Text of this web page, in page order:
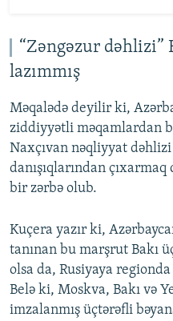
“Zəngəzur dəhlizi”
lazımmış
Məqalədə deyilir ki,
ziddiyyətli məqamlardan
Naxçıvan nəqliyyat
danışıqlarından
bir zərbə olub.
Kuçera yazır ki,
tanınan bu marşrut Bakı
olsa da, Rusiyaya
Belə ki, Moskva, Bakı və
imzalanmış üçtərəfli